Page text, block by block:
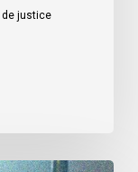
de justice